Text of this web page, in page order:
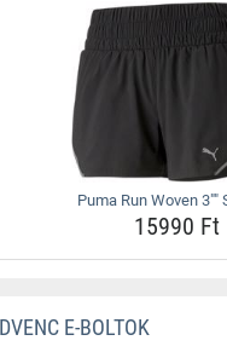
Puma Run Woven 3""
15990 Ft
E-BOLTOK